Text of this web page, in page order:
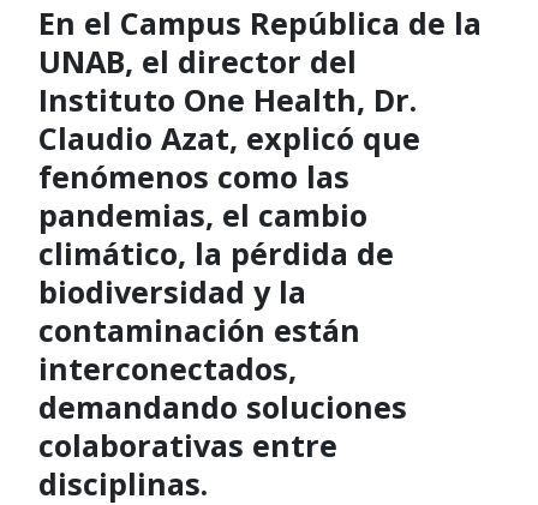
En el Campus República de la
UNAB, el director del
Instituto One Health, Dr.
Claudio Azat, explicó que
fenómenos como las
pandemias, el cambio
climático, la pérdida de
biodiversidad y la
contaminación están
interconectados,
demandando soluciones
colaborativas entre
disciplinas.